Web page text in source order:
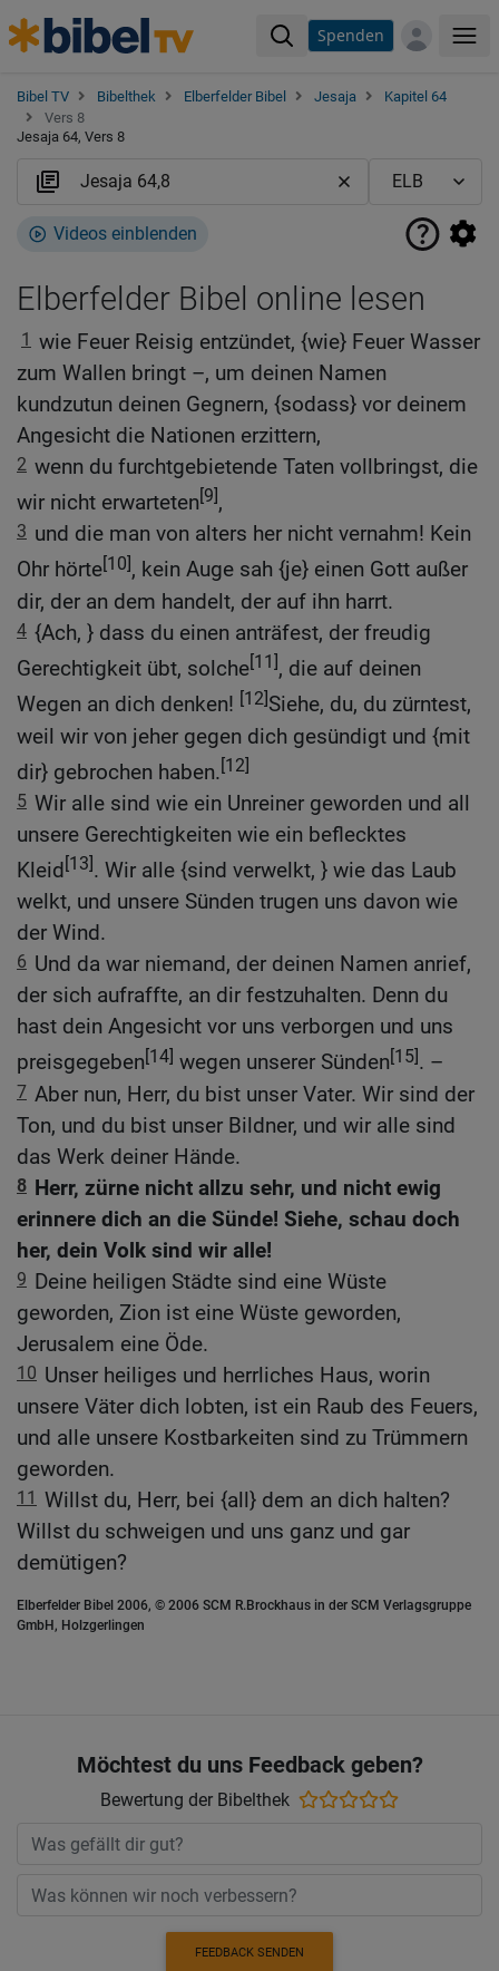
Spenden
Bibel TV Bibelthek Elberfelder Bibel Jesaja
Kapitel 64
Vers 8
Jesaja 64, Vers 8
Videos einblenden
Elberfelder Bibel online lesen
1 wie Feuer Reisig entzündet, {wie} Feuer Wasser
zum Wallen bringt –, um deinen Namen
kundzutun deinen Gegnern, {sodass} vor deinem
Angesicht die Nationen erzittern,
2 wenn du furchtgebietende Taten vollbringst, die
wir nicht erwarteten[9],
3 und die man von alters her nicht vernahm! Kein
Ohr hörte[10], kein Auge sah {je} einen Gott außer
dir, der an dem handelt, der auf ihn harrt.
4 {Ach, } dass du einen anträfest, der freudig
Gerechtigkeit übt, solche[11], die auf deinen
Wegen an dich denken! [12]Siehe, du, du zürntest,
weil wir von jeher gegen dich gesündigt und {mit
dir} gebrochen haben.[12]
5 Wir alle sind wie ein Unreiner geworden und all
unsere Gerechtigkeiten wie ein beflecktes
Kleid[13]. Wir alle {sind verwelkt, } wie das Laub
welkt, und unsere Sünden trugen uns davon wie
der Wind.
6 Und da war niemand, der deinen Namen anrief,
der sich aufraffte, an dir festzuhalten. Denn du
hast dein Angesicht vor uns verborgen und uns
preisgegeben[14] wegen unserer Sünden[15]. –
7 Aber nun, Herr, du bist unser Vater. Wir sind der
Ton, und du bist unser Bildner, und wir alle sind
das Werk deiner Hände.
8 Herr, zürne nicht allzu sehr, und nicht ewig
erinnere dich an die Sünde! Siehe, schau doch
her, dein Volk sind wir alle!
9 Deine heiligen Städte sind eine Wüste
geworden, Zion ist eine Wüste geworden,
Jerusalem eine Öde.
10 Unser heiliges und herrliches Haus, worin
unsere Väter dich lobten, ist ein Raub des Feuers,
und alle unsere Kostbarkeiten sind zu Trümmern
geworden.
11 Willst du, Herr, bei {all} dem an dich halten?
Willst du schweigen und uns ganz und gar
demütigen?
Elberfelder Bibel 2006, © 2006 SCM R.Brockhaus in der SCM Verlagsgruppe
GmbH, Holzgerlingen
Möchtest du uns Feedback geben?
Bewertung der Bibelthek
FEEDBACK SENDEN